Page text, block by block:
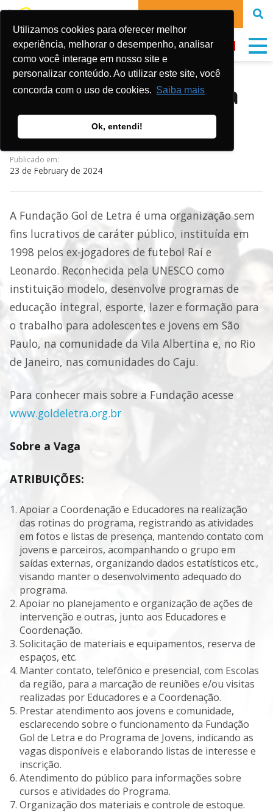
Utilizamos cookies para oferecer melhor
experiência, melhorar o desempenho, analisar
como você interage em nosso site e
personalizar conteúdo. Ao utilizar este site, você
concorda com o uso de cookies. Saiba mais
Ok, entendi!
DONATE NOW
Temos vaga em SP para
Auxiliar de Projetos
Publicado em:
23 de February de 2024
A Fundação Gol de Letra é uma organização sem
fins lucrativos de caráter público, instituída em
1998 pelos ex-jogadores de futebol Raí e
Leonardo. Reconhecida pela UNESCO como
instituição modelo, desenvolve programas de
educação integral, esporte, lazer e formação para
o trabalho para adolescentes e jovens em São
Paulo, na comunidade da Vila Albertina e, no Rio
de Janeiro, nas comunidades do Caju.
Para conhecer mais sobre a Fundação acesse
www.goldeletra.org.br
Sobre a Vaga
ATRIBUIÇÕES:
Apoiar a Coordenação e Educadores na realização
das rotinas do programa, registrando as atividades
em fotos e listas de presença, mantendo contato com
jovens e parceiros, acompanhando o grupo em
saídas externas, organizando dados estatísticos etc.,
visando manter o desenvolvimento adequado do
programa.
Apoiar no planejamento e organização de ações de
intervenção e outras, junto aos Educadores e
Coordenação.
Solicitação de materiais e equipamentos, reserva de
espaços, etc.
Manter contato, telefônico e presencial, com Escolas
da região, para a marcação de reuniões e/ou visitas
realizadas por Educadores e a Coordenação.
Prestar atendimento aos jovens e comunidade,
esclarecendo sobre o funcionamento da Fundação
Gol de Letra e do Programa de Jovens, indicando as
vagas disponíveis e elaborando listas de interesse e
inscrição.
Atendimento do público para informações sobre
cursos e atividades do Programa.
Organização dos materiais e controle de estoque.